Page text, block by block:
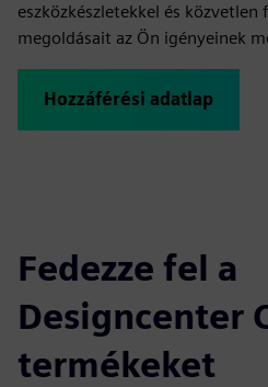
eszközkészletekkel és
megoldásait az Ön igényeinek
Hozzáférési adatlap
Fedezze fel a
Designcenter
termékeket